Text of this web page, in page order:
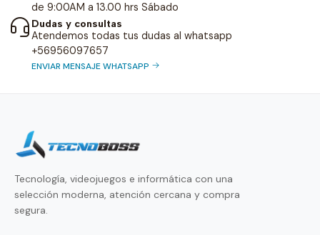
de 9:00AM a 13.00 hrs Sábado
Dudas y consultas
Atendemos todas tus dudas al whatsapp
+56956097657
ENVIAR MENSAJE WHATSAPP
Tecnología, videojuegos e informática con una
selección moderna, atención cercana y compra
segura.